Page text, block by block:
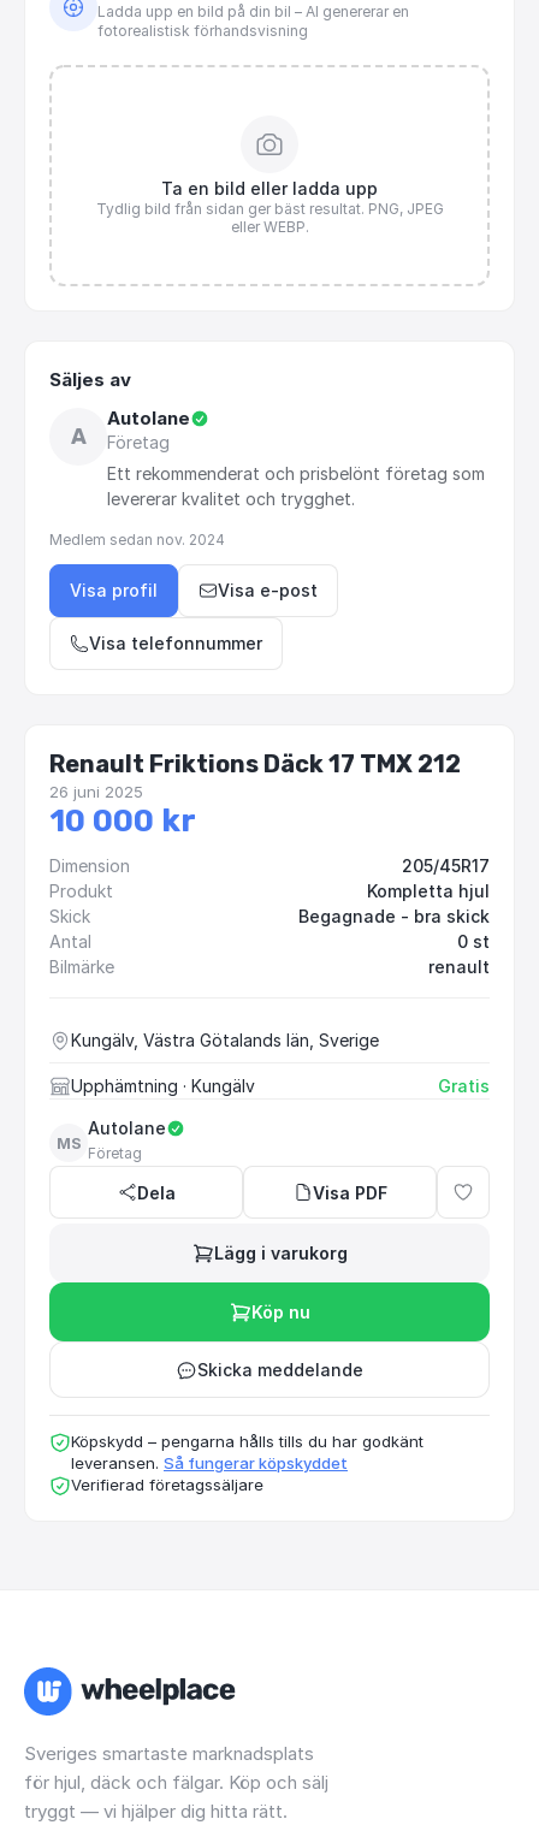
Ladda upp en bild på din bil – AI genererar en
fotorealistisk förhandsvisning
Ta en bild eller ladda upp
Tydlig bild från sidan ger bäst resultat. PNG, JPEG
eller WEBP.
Säljes av
A
Autolane
Företag
Ett rekommenderat och prisbelönt företag som
levererar kvalitet och trygghet.
Medlem sedan nov. 2024
Visa profil Visa e-post
Visa telefonnummer
Renault Friktions Däck 17 TMX 212
26 juni 2025
10 000 kr
Dimension
205/45R17
Produkt
Kompletta hjul
Skick
Begagnade - bra skick
Antal
0 st
Bilmärke
renault
Kungälv, Västra Götalands län, Sverige
Upphämtning · Kungälv Gratis
MS
Autolane
Företag
Dela Visa PDF
Lägg i varukorg
Köp nu
Skicka meddelande
Köpskydd – pengarna hålls tills du har godkänt
leveransen. Så fungerar köpskyddet
Verifierad företagssäljare
Sveriges smartaste marknadsplats
för hjul, däck och fälgar. Köp och sälj
tryggt — vi hjälper dig hitta rätt.